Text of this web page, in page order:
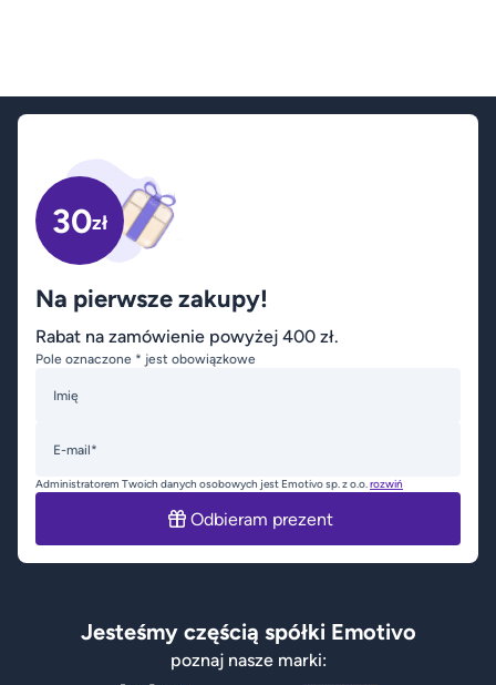
30zł
Na pierwsze zakupy!
Rabat na zamówienie powyżej 400 zł.
Pole oznaczone * jest obowiązkowe
Imię
E-mail*
Administratorem Twoich danych osobowych jest Emotivo sp. z o.o.rozwiń
Odbieram prezent
Jesteśmy częścią spółki Emotivo
poznaj nasze marki: